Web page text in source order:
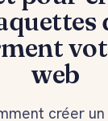
web
créer